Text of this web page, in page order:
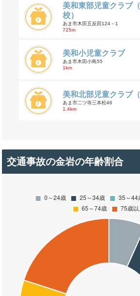
美和東部児童クラブ
校）
あま市木田五反田124－1
725m
美和小児童クラブ
あま市木田小島55
1km
美和北部児童クラブ
あま市二ツ寺三本松46
1.4km
交通事故の金岩の年齢割合